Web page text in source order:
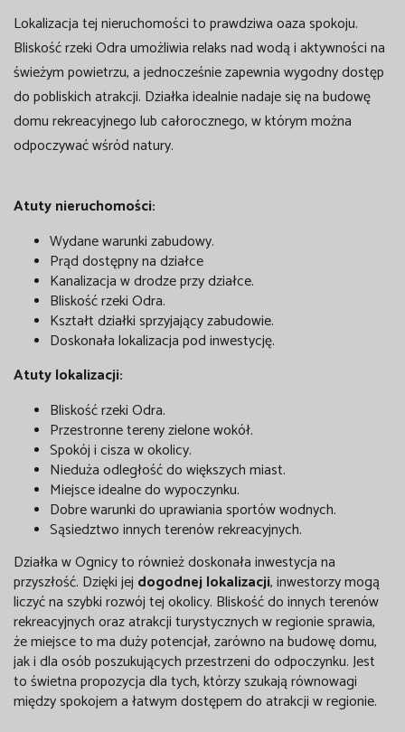
Lokalizacja tej nieruchomości to prawdziwa oaza spokoju.
Bliskość rzeki Odra umożliwia relaks nad wodą i aktywności na
świeżym powietrzu, a jednocześnie zapewnia wygodny dostęp
do pobliskich atrakcji. Działka idealnie nadaje się na budowę
domu rekreacyjnego lub całorocznego, w którym można
odpoczywać wśród natury.
Atuty nieruchomości:
Wydane warunki zabudowy.
Prąd dostępny na działce
Kanalizacja w drodze przy działce.
Bliskość rzeki Odra.
Kształt działki sprzyjający zabudowie.
Doskonała lokalizacja pod inwestycję.
Atuty lokalizacji:
Bliskość rzeki Odra.
Przestronne tereny zielone wokół.
Spokój i cisza w okolicy.
Nieduża odległość do większych miast.
Miejsce idealne do wypoczynku.
Dobre warunki do uprawiania sportów wodnych.
Sąsiedztwo innych terenów rekreacyjnych.
Działka w Ognicy to również doskonała inwestycja na
przyszłość. Dzięki jej dogodnej lokalizacji, inwestorzy mogą
liczyć na szybki rozwój tej okolicy. Bliskość do innych terenów
rekreacyjnych oraz atrakcji turystycznych w regionie sprawia,
że miejsce to ma duży potencjał, zarówno na budowę domu,
jak i dla osób poszukujących przestrzeni do odpoczynku. Jest
to świetna propozycja dla tych, którzy szukają równowagi
między spokojem a łatwym dostępem do atrakcji w regionie.